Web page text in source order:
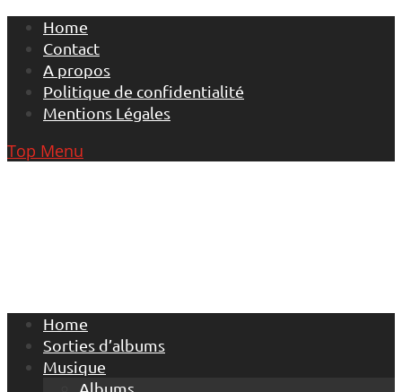
Skip
content
Home
Contact
A propos
Politique de confidentialité
Mentions Légales
Top Menu
Home
Sorties d’albums
Musique
Albums